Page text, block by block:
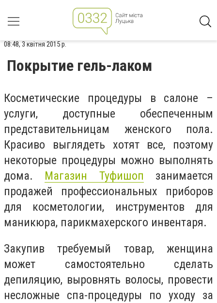
08:48, 3 квітня 2015 р.
Покрытие гель-лаком
Косметические процедуры в салоне –
услуги, доступные обеспеченным
представительницам женского пола.
Красиво выглядеть хотят все, поэтому
некоторые процедуры можно выполнять
дома. Магазин Туфишоп занимается
продажей профессиональных приборов
для косметологии, инструментов для
маникюра, парикмахерского инвентаря.
Закупив требуемый товар, женщина
может самостоятельно сделать
депиляцию, выровнять волосы, провести
несложные спа-процедуры по уходу за